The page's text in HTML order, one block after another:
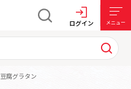
ログイン メニュー
腐グラタン